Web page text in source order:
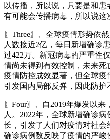
以传播，所以说，只要是和
有可能会传播病毒，所以说这
〖Three〗、全球疫情形势依
人数接近2亿，每日新增确诊
过422万。新冠病毒的严重性
情尚未得到有效控制，未来
疫情防控成效显著，但全球疫
引发国内局部反弹，因此防护
〖Four〗、自2019年爆发以
人。2022年，全球新增确诊
长，引发了人们对疫情对社会
确诊病例数反映了疫情的严峻